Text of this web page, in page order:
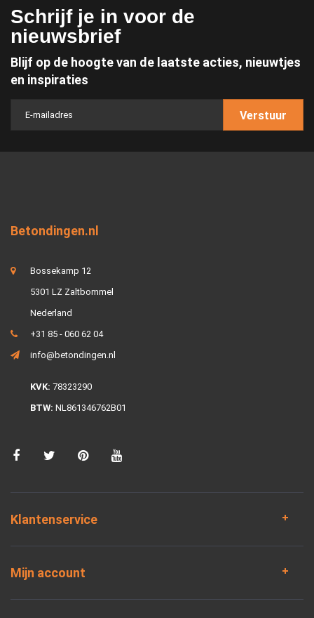
Schrijf je in voor de
nieuwsbrief
Blijf op de hoogte van de laatste acties, nieuwtjes
en inspiraties
Verstuur
Betondingen.nl
Bossekamp 12
5301 LZ Zaltbommel
Nederland
+31 85 - 060 62 04
info@betondingen.nl
KVK: 78323290
BTW: NL861346762B01
Klantenservice
Mijn account